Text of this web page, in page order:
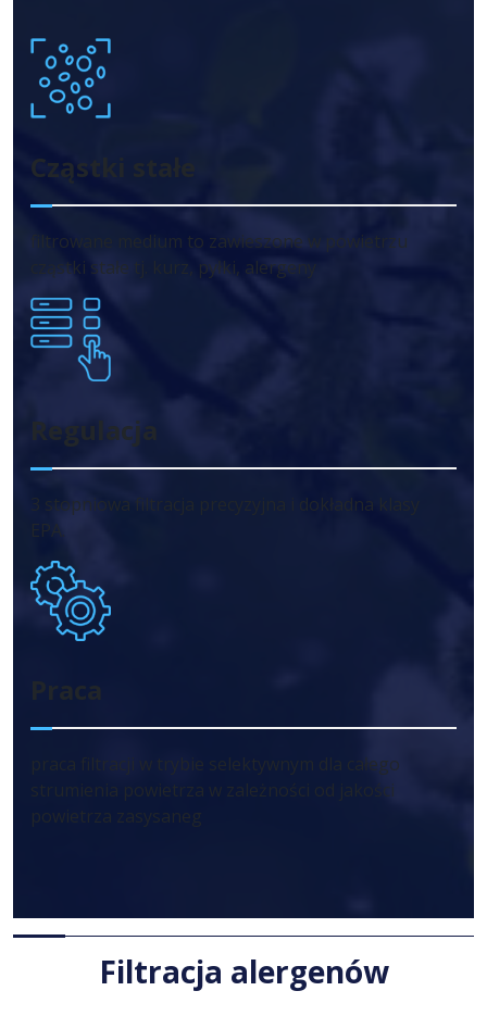
Cząstki stałe
filtrowane medium to zawieszone w powietrzu
cząstki stałe tj. kurz, pyłki, alergeny
Regulacja
3 stopniowa filtracja precyzyjna i dokładna klasy
EPA.
praca filtracji w trybie selektywnym dla całego
strumienia powietrza w zależności od jakości
Filtracja alergenów